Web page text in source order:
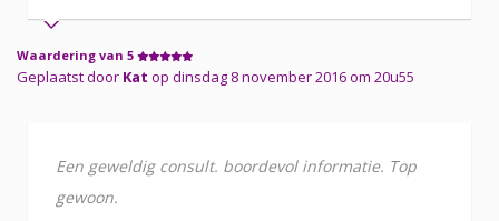
Waardering van 5
Geplaatst door Kat op dinsdag 8 november 2016 om 20u55
Een geweldig consult. boordevol informatie. Top
gewoon.